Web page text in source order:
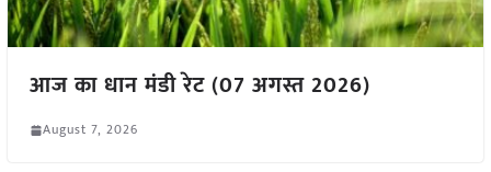
आज का धान मंडी रेट (07 अगस्त 2026)
August 7, 2026